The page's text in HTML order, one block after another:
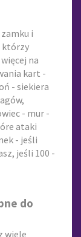
i
którzy
na
kart -
- siekiera
- mur -
ataki
- jeśli
jeśli 100 -
do
wiele